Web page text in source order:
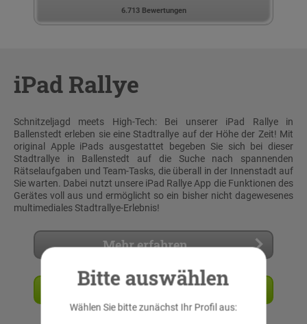
6.713 Bewertungen
iPad Rallye
Schnitzeljagd meets High-Tech: Bei unserer iPad Rallye in
Ballenstedt erleben sie eine Stadtrallye auf der Höhe der Zeit! Mit
original Apple iPads ausgestattet begeben Sie sich bei dieser
Stadtrallye in Ballenstedt auf die Suche nach spannenden
Rätselaufgaben und Team-Tasks, die überall in der Innenstadt auf
Sie warten. Dabei nutzt unsere iPad Rallye App die Funktionen des
Gerätes voll aus und ermöglicht so ein bisher nicht dagewesenes
multimediales Stadtrallye-Erlebnis!
Mehr erfahren
Angebot anfordern
Bitte auswählen
Wählen Sie bitte zunächst Ihr Profil aus: